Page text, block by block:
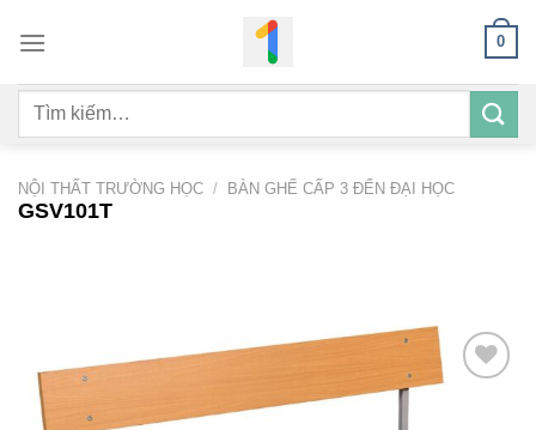
qua
dung
0
Tìm
NỘI THẤT TRƯỜNG HỌC / BÀN GHẾ CẤP 3 ĐẾN ĐẠI HỌC
GSV101T